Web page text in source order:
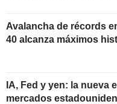
Avalancha de récords
40 alcanza máximos
IA, Fed y yen: la nueva
mercados